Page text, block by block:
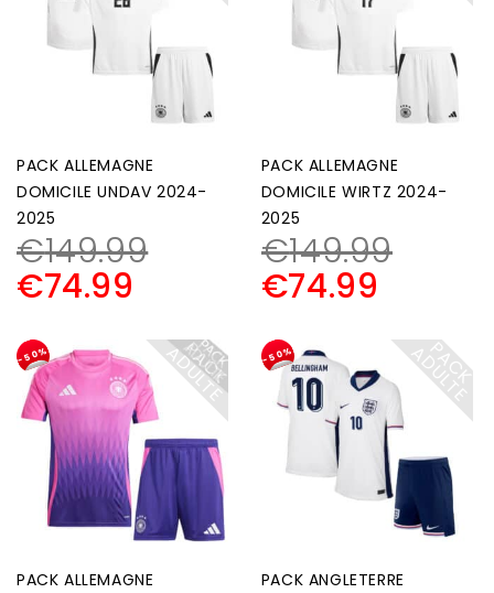
PACK ALLEMAGNE
DOMICILE UNDAV 2024-
2025
€149.99
€74.99
PACK ALLEMAGNE
DOMICILE WIRTZ 2024-
2025
€149.99
€74.99
-50% P
A
C
K
A
D
U
L
T
E
PACK ALLEMAGNE
-50% P
A
C
K
A
D
U
L
T
E
PACK ANGLETERRE